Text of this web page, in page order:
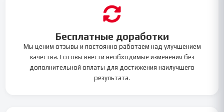
Бесплатные доработки
Мы ценим отзывы и постоянно работаем над улучшением
качества. Готовы внести необходимые изменения без
дополнительной оплаты для достижения наилучшего
результата.